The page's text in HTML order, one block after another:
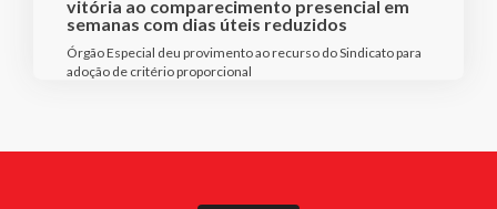
vitória ao comparecimento presencial em
semanas com dias úteis reduzidos
Órgão Especial deu provimento ao recurso do Sindicato para
adoção de critério proporcional